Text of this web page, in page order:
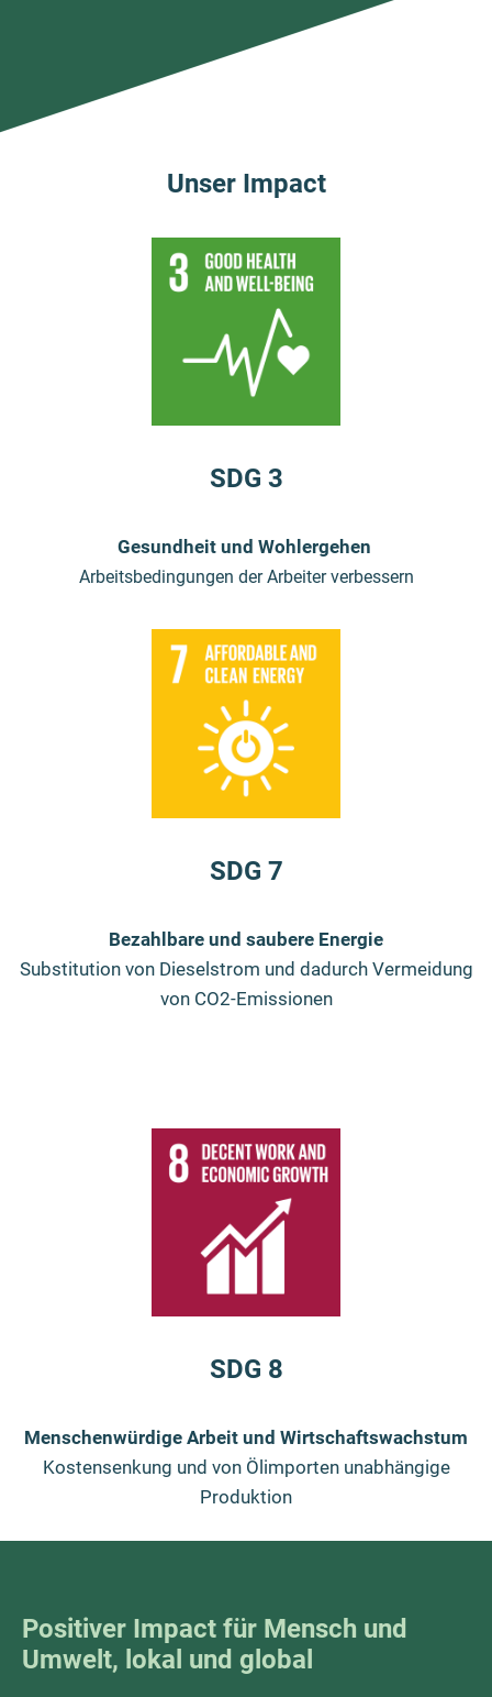
Unser Impact
SDG 3
Gesundheit und Wohlergehen
Arbeitsbedingungen der Arbeiter verbessern
SDG 7
Bezahlbare und saubere Energie
Substitution von Dieselstrom und dadurch Vermeidung
von CO2-Emissionen
SDG 8
Menschenwürdige Arbeit und Wirtschaftswachstum
Kostensenkung und von Ölimporten unabhängige
Produktion
Positiver Impact für Mensch und
Umwelt, lokal und global